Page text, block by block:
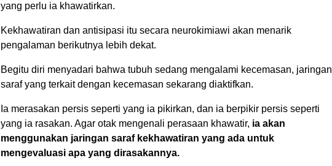
yang perlu ia khawatirkan.
Kekhawatiran dan antisipasi itu secara neurokimiawi akan menarik
pengalaman berikutnya lebih dekat.
Begitu diri menyadari bahwa tubuh sedang mengalami kecemasan, jaringan
saraf yang terkait dengan kecemasan sekarang diaktifkan.
Ia merasakan persis seperti yang ia pikirkan, dan ia berpikir persis seperti
yang ia rasakan. Agar otak mengenali perasaan khawatir, ia akan
menggunakan jaringan saraf kekhawatiran yang ada untuk
mengevaluasi apa yang dirasakannya.